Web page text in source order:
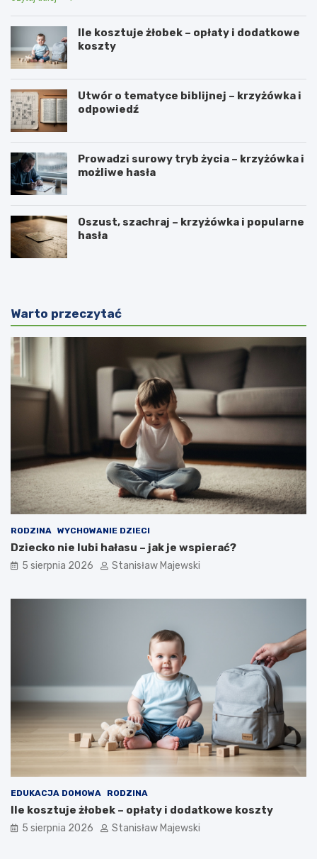
Ile kosztuje żłobek – opłaty i dodatkowe
koszty
Utwór o tematyce biblijnej – krzyżówka i
odpowiedź
Prowadzi surowy tryb życia – krzyżówka i
możliwe hasła
Oszust, szachraj – krzyżówka i popularne
hasła
Warto przeczytać
RODZINA WYCHOWANIE DZIECI
Dziecko nie lubi hałasu – jak je wspierać?
5 sierpnia 2026 Stanisław Majewski
EDUKACJA DOMOWA RODZINA
Ile kosztuje żłobek – opłaty i dodatkowe koszty
5 sierpnia 2026 Stanisław Majewski